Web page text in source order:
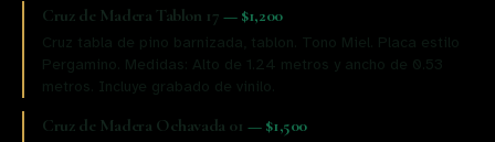
Cruz de Madera Tablon 17 — $1,200
Cruz tabla de pino barnizada, tablon. Tono Miel. Placa estilo
Pergamino. Medidas: Alto de 1.24 metros y ancho de 0.53
metros. Incluye grabado de vinilo.
Cruz de Madera Ochavada 01 — $1,500